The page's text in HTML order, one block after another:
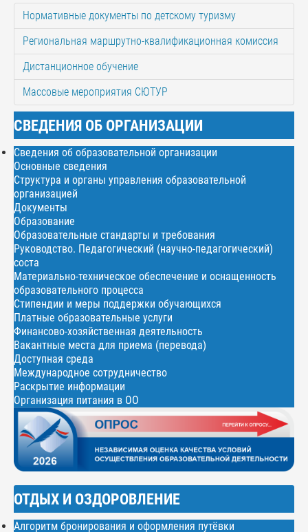
Нормативные документы по детскому туризму
Региональная маршрутно-квалификационная комиссия
Дистанционное обучение
Массовые мероприятия СЮТУР
СВЕДЕНИЯ ОБ ОРГАНИЗАЦИИ
Сведения об образовательной организации
Основные сведения
Структура и органы управления образовательной
организацией
Документы
Образование
Образовательные стандарты и требования
Руководство. Педагогический (научно-педагогический)
соста
Материально-техническое обеспечение и оснащенность
образовательного процесса
Стипендии и меры поддержки обучающихся
Платные образовательные услуги
Финансово-хозяйственная деятельность
Вакантные места для приема (перевода)
Доступная среда
Международное сотрудничество
Раскрытие информации
Организация питания в ОО
ОТДЫХ И ОЗДОРОВЛЕНИЕ
Алгоритм бронирования и оформления путёвки